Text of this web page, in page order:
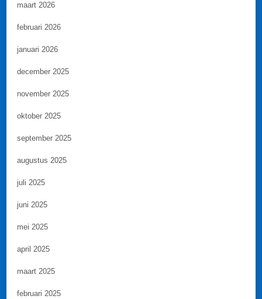
maart 2026
februari 2026
januari 2026
december 2025
november 2025
oktober 2025
september 2025
augustus 2025
juli 2025
juni 2025
mei 2025
april 2025
maart 2025
februari 2025